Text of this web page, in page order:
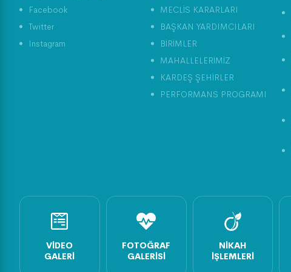
Facebook
Twitter
Instagram
MECLİS KARARLARI
BAŞKAN YARDIMCILARI
BİRİMLER
MAHALLELERİMİZ
KARDEŞ ŞEHİRLER
PERFORMANS PROGRAMI
VIDEO
GALERI
FOTOĞRAF
GALERISI
NIKAH
İŞLEMLERI